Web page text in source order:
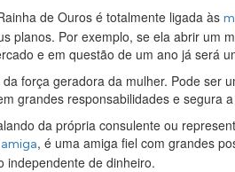
de Ouros é totalmente ligada às
planos. Por exemplo, se ela abrir um
e em questão de um ano já será
força geradora da mulher. Pode ser
grandes responsabilidades e segura
da própria consulente ou
amiga, é uma amiga fiel com grandes
independente de dinheiro.